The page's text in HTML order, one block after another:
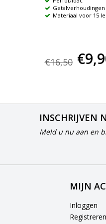
Getalverhoudingen
Materiaal voor 15
€16,50
INSCHRIJVEN
Meld u nu aan en
MIJN
Inloggen
Registreren